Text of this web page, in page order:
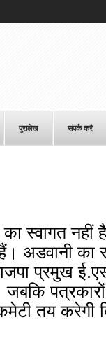
पुरालेख संपर्क करै
का स्वागत
हैं। अडवानी
प्रमुख
पत्रकारों
कमेटी तय